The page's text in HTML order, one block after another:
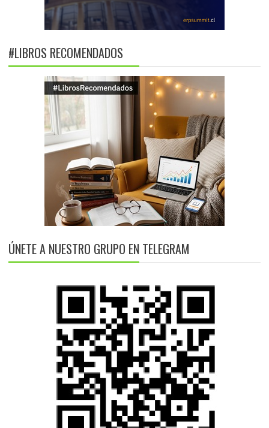
#LIBROS RECOMENDADOS
ÚNETE A NUESTRO GRUPO EN TELEGRAM